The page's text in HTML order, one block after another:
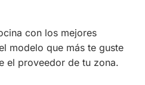
con los mejores
modelo que más te guste
el proveedor de tu zona.